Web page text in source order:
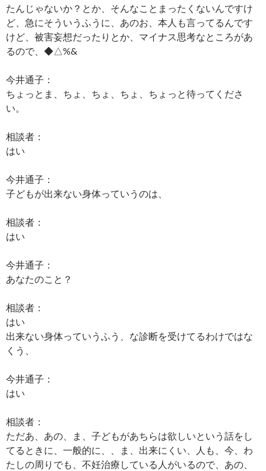
たんじゃないか？とか、そんなことまったくないんですけ
ど、急にそういうふうに、あのお、本人も言ってるんです
けど、被害妄想だったりとか、マイナス思考なところがあ
るので、◆△%&
今井通子：
ちょっとま、ちょ、ちょ、ちょ、ちょっと待ってくださ
い。
相談者：
はい
今井通子：
子どもが出来ない身体っていうのは、
相談者：
はい
今井通子：
あなたのこと？
相談者：
はい
出来ない身体っていうふう、な診断を受けてるわけではな
くう、
今井通子：
はい
相談者：
ただあ、あの、ま、子どもがあちらは欲しいという話をし
てるときに、一般的に、、ま、出来にくい、人も、今、わ
たしの周りでも、不妊治療している人がいるので、あの、